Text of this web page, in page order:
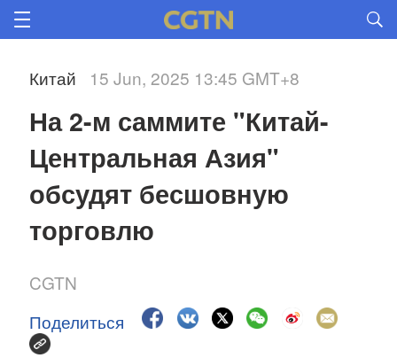
Китай 15 Jun, 2025 13:45 GMT+8
На 2-м саммите "Китай-
Центральная Азия"
обсудят бесшовную
торговлю
CGTN
Поделиться